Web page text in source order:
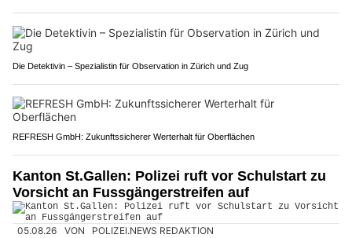
Die Detektivin – Spezialistin für Observation in Zürich und Zug
REFRESH GmbH: Zukunftssicherer Werterhalt für Oberflächen
Kanton St.Gallen: Polizei ruft vor Schulstart zu
Vorsicht an Fussgängerstreifen auf
05.08.26 VON POLIZEI.NEWS REDAKTION